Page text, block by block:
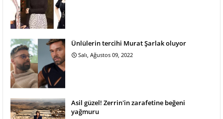
Ünlülerin tercihi Murat Şarlak oluyor
Salı, Ağustos 09, 2022
Asil güzel! Zerrin'in zarafetine beğeni
yağmuru